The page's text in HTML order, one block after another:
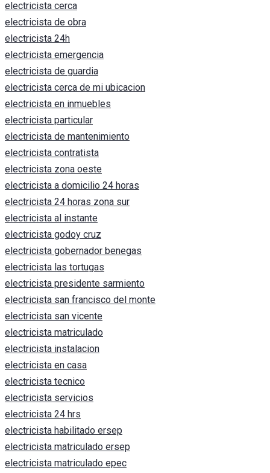
electricista cerca
electricista de obra
electricista 24h
electricista emergencia
electricista de guardia
electricista cerca de mi ubicacion
electricista en inmuebles
electricista particular
electricista de mantenimiento
electricista contratista
electricista zona oeste
electricista a domicilio 24 horas
electricista 24 horas zona sur
electricista al instante
electricista godoy cruz
electricista gobernador benegas
electricista las tortugas
electricista presidente sarmiento
electricista san francisco del monte
electricista san vicente
electricista matriculado
electricista instalacion
electricista en casa
electricista tecnico
electricista servicios
electricista 24 hrs
electricista habilitado ersep
electricista matriculado ersep
electricista matriculado epec